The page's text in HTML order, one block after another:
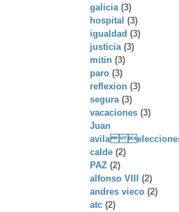
galicia (3)
hospital (3)
igualdad (3)
justicia (3)
mitin (3)
paro (3)
reflexion (3)
segura (3)
vacaciones (3)
Juan
avila
calde (2)
PAZ (2)
alfonso VIII (2)
andres vieco (2)
atc (2)